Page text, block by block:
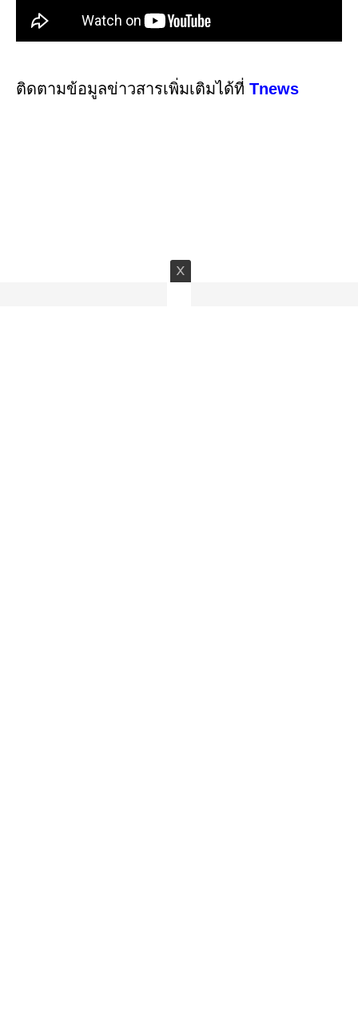
ติดตามข้อมูลข่าวสารเพิ่มเติมได้ที่ Tnews